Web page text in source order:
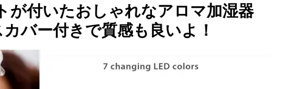
が付いたおしゃれなアロマ加湿器
バー付きで質感も良いよ！